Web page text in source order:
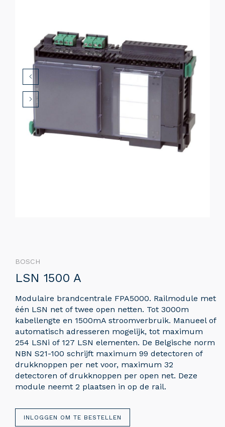
BOSCH
LSN 1500 A
Modulaire brandcentrale FPA5000. Railmodule met
één LSN net of twee open netten. Tot 3000m
kabellengte en 1500mA stroomverbruik. Manueel of
automatisch adresseren mogelijk, tot maximum
254 LSNi of 127 LSN elementen. De Belgische norm
NBN S21-100 schrijft maximum 99 detectoren of
drukknoppen per net voor, maximum 32
detectoren of drukknoppen per open net. Deze
module neemt 2 plaatsen in op de rail.
INLOGGEN OM TE BESTELLEN